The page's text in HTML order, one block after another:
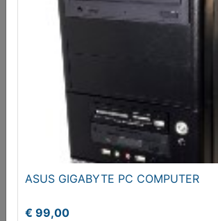
ATI Radeon 7000 videokaart PCI 64mb
ASUS GIGABYTE PC COMPUTER
€ 99,00